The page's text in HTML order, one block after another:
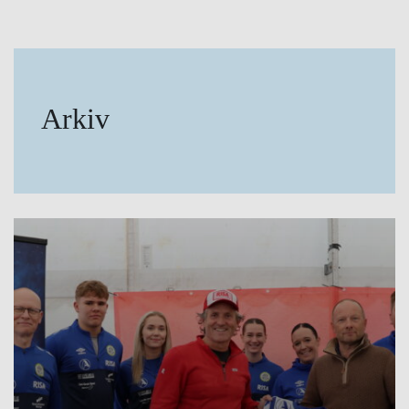
Arkiv